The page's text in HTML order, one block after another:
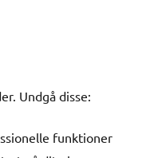
Undgå disse:
funktioner